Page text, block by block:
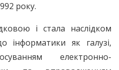
року.
і стала наслідком
інформатики як галузі,
електронно-